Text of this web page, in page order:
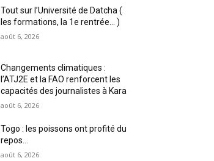
Tout sur l’Université de Datcha (
les formations, la 1e rentrée… )
août 6, 2026
Changements climatiques :
l’ATJ2E et la FAO renforcent les
capacités des journalistes à Kara
août 6, 2026
Togo : les poissons ont profité du
repos…
août 6, 2026